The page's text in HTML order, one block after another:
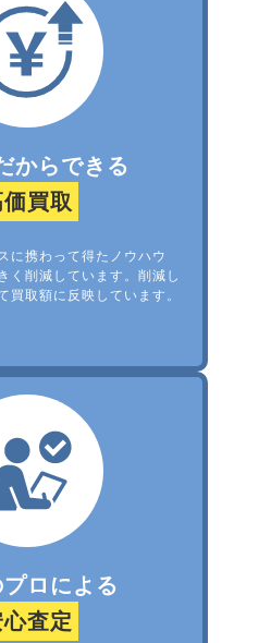
からできる
買取
に携わって得たノウハウ
く削減しています。削減し
買取額に反映しています。
ロによる
査定